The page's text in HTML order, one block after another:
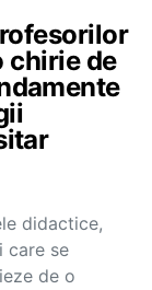
chirie de
didactice,
care se
de o